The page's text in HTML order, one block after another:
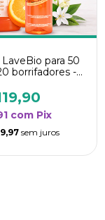
para 50
borrifadores -
Laranjeira
com Pix
sem juros